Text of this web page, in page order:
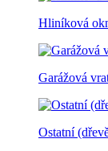
Hliníková
Garážová
Ostatní